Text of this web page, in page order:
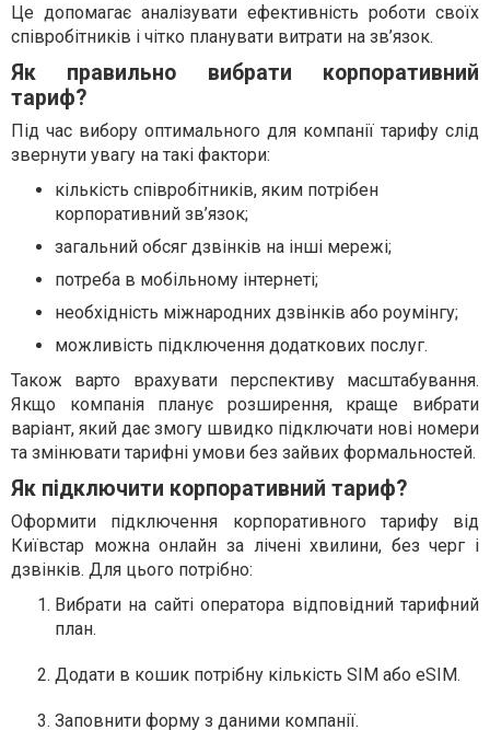
Це допомагає аналізувати ефективність роботи своїх
співробітників і чітко планувати витрати на зв’язок.
Як правильно вибрати корпоративний
тариф?
Під час вибору оптимального для компанії тарифу слід
звернути увагу на такі фактори:
кількість співробітників, яким потрібен
корпоративний зв’язок;
загальний обсяг дзвінків на інші мережі;
потреба в мобільному інтернеті;
необхідність міжнародних дзвінків або роумінгу;
можливість підключення додаткових послуг.
Також варто врахувати перспективу масштабування.
Якщо компанія планує розширення, краще вибрати
варіант, який дає змогу швидко підключати нові номери
та змінювати тарифні умови без зайвих формальностей.
Як підключити корпоративний тариф?
Оформити підключення корпоративного тарифу від
Київстар можна онлайн за лічені хвилини, без черг і
дзвінків. Для цього потрібно:
Вибрати на сайті оператора відповідний тарифний
план.
Додати в кошик потрібну кількість SIM або eSIM.
Заповнити форму з даними компанії.